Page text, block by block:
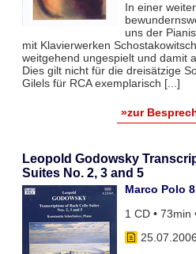
In einer
uns der
mit Klavierwerken
weitgehend ungespielt und damit
Dies gilt nicht für die dreisätzige
Gilels für RCA exemplarisch [...]
»zur
Leopold Godowsky
Suites No. 2, 3 and 5
Marco Polo
1 CD • 73min
25.07.2006